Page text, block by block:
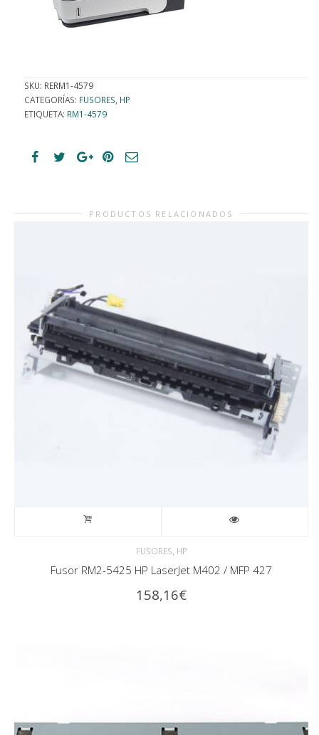
SKU: RERM1-4579
CATEGORÍAS: FUSORES HP
ETIQUETA: RM1-4579
PRODUCTOS RELACIONADOS
FUSORES, HP
Fusor RM2-5425 HP LaserJet M402 / MFP 427
158,16€